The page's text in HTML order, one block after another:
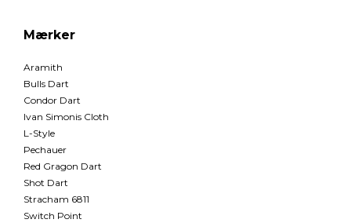
Mærker
Aramith
Bulls Dart
Condor Dart
Ivan Simonis Cloth
L-Style
Pechauer
Red Gragon Dart
Shot Dart
Stracham 6811
Switch Point